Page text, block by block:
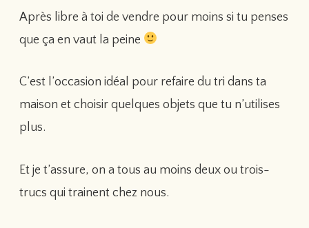
Après libre à toi de vendre pour moins si tu penses
que ça en vaut la peine
C’est l’occasion idéal pour refaire du tri dans ta
maison et choisir quelques objets que tu n’utilises
plus.
Et je t’assure, on a tous au moins deux ou trois-
trucs qui trainent chez nous.